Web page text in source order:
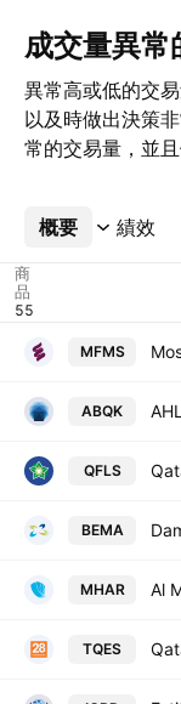
成交量異
異常高或低的交
以及時做出決策
常的交易量，並
概要 績效
更多
商
品
MFMS
ABQK
QFLS
BEMA
MHAR
TQES